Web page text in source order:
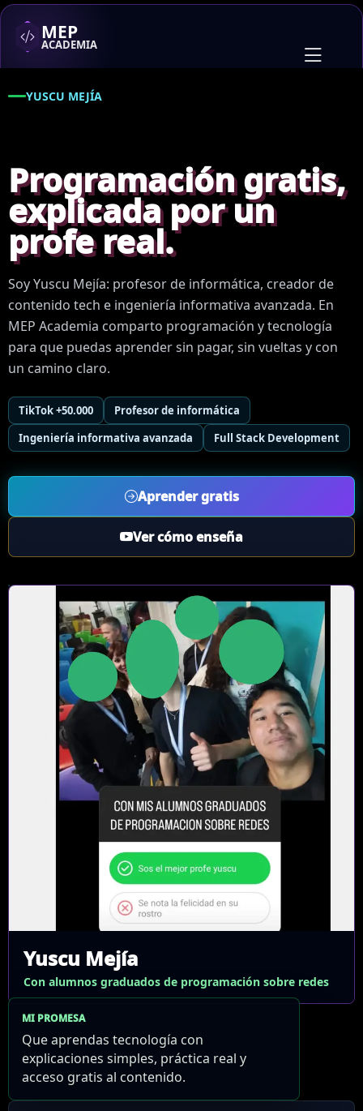
MEP
ACADEMIA
YUSCU MEJÍA
Programación gratis,
explicada por un
profe real.
Soy Yuscu Mejía: profesor de informática, creador de
contenido tech e ingeniería informativa avanzada. En
MEP Academia comparto programación y tecnología
para que puedas aprender sin pagar, sin vueltas y con
un camino claro.
TikTok +50.000
Profesor de informática
Ingeniería informativa avanzada
Full Stack Development
Aprender gratis
Ver cómo enseña
Yuscu Mejía
Con alumnos graduados de programación sobre redes
MI PROMESA
Que aprendas tecnología con
explicaciones simples, práctica real y
acceso gratis al contenido.